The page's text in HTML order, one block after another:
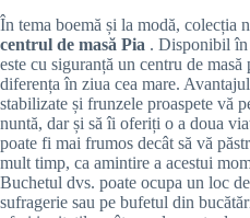
În tema boemă și la modă, colecția
centrul de masă Pia . Disponibil în
este cu siguranță un centru de
diferența în ziua cea mare.
stabilizate și frunzele proaspete vă
nuntă, dar și să îi oferiți o a doua
poate fi mai frumos decât să vă
mult timp, ca amintire a acestui
Buchetul dvs. poate ocupa un loc
sufragerie sau pe bufetul din